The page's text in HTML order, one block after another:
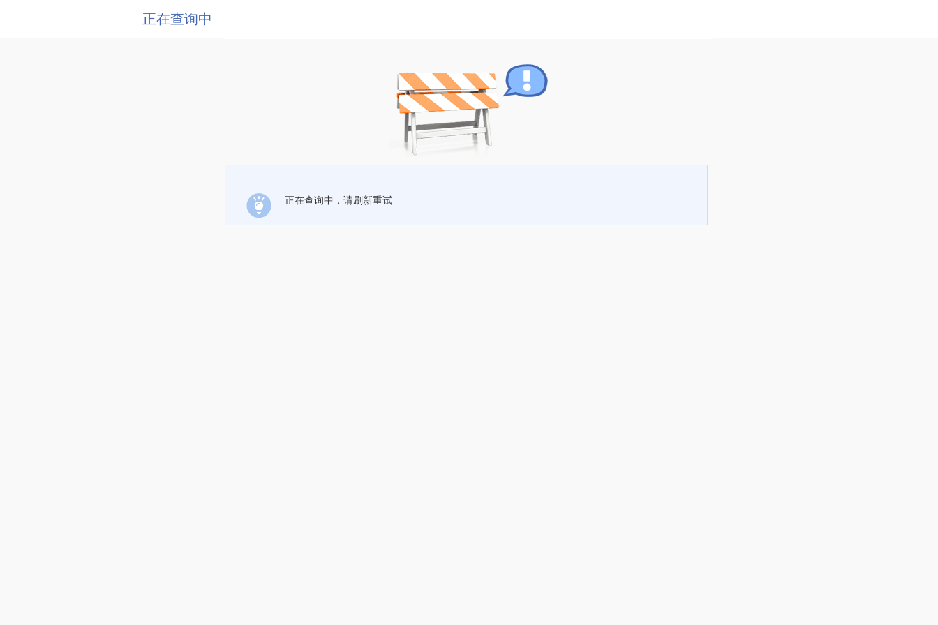
正在查询中
正在查询中，请刷新重试